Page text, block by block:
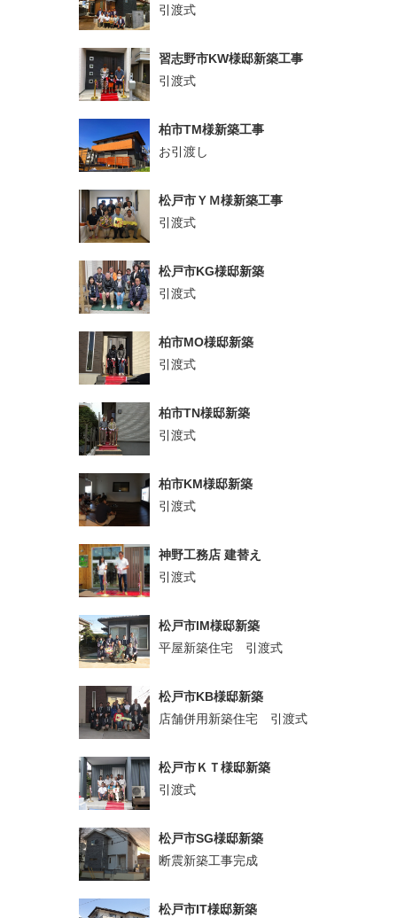
引渡式
習志野市KW様邸新築工事
引渡式
柏市TM様新築工事
お引渡し
松戸市ＹＭ様新築工事
引渡式
松戸市KG様邸新築
引渡式
柏市MO様邸新築
引渡式
柏市TN様邸新築
引渡式
柏市KM様邸新築
引渡式
神野工務店 建替え
引渡式
松戸市IM様邸新築
平屋新築住宅 引渡式
松戸市KB様邸新築
店舗併用新築住宅 引渡式
松戸市ＫＴ様邸新築
引渡式
松戸市SG様邸新築
断震新築工事完成
松戸市IT様邸新築